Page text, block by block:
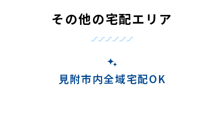
その他の宅配エリア
見附市内全域宅配OK